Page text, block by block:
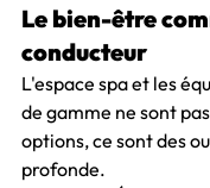
Le bien-être
conducteur
L'espace spa et les
de gamme ne sont
options, ce sont des
profonde.